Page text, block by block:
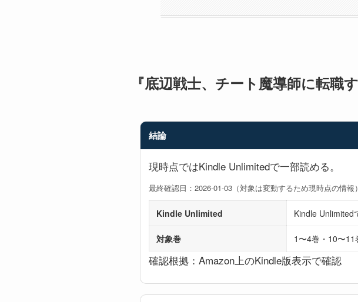
『底辺戦士、チート魔導師に転
結論
現時点ではKindle Unlimitedで一部読める。
最終確認日：2026-01-03（対象は変動するため現時点の情報）
Kindle Unlimited Kindle Unlimited
対象巻 1〜4巻・10〜11
確認根拠：Amazon上のKindle版表示で確認